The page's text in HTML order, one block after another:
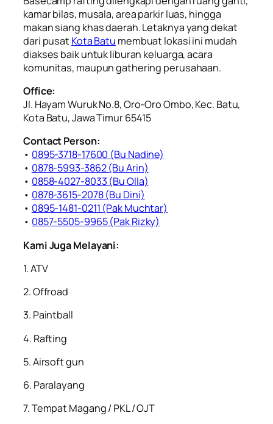
kamar bilas, musala, area parkir luas, hingga
makan siang khas daerah. Letaknya yang dekat
dari pusat Kota Batu membuat lokasi ini mudah
diakses baik untuk liburan keluarga, acara
komunitas, maupun gathering perusahaan.
Office:
Jl. Hayam Wuruk No.8, Oro-Oro Ombo, Kec. Batu,
Kota Batu, Jawa Timur 65415
Contact Person:
• 0895-3718-17600 (Bu Nadine)
• 0878-5993-3862 (Bu Arin)
• 0858-4027-8033 (Bu Olla)
• 0878-3615-2078 (Bu Dini)
• 0895-1481-0211 (Pak Muchtar)
• 0857-5505-9965 (Pak Rizky)
Kami Juga Melayani:
1. ATV
2. Offroad
3. Paintball
4. Rafting
5. Airsoft gun
6. Paralayang
7. Tempat Magang / PKL / OJT